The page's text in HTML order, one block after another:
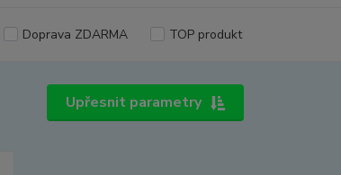
Upřesnit parametry
Doprava ZDARMA TOP produkt